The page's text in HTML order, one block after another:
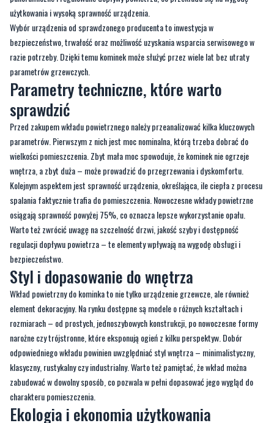
razie potrzeby. Dzięki temu kominek może służyć przez wiele lat bez utraty
parametrów grzewczych.
Parametry techniczne, które warto
sprawdzić
Przed zakupem wkładu powietrznego należy przeanalizować kilka kluczowych
parametrów. Pierwszym z nich jest moc nominalna, którą trzeba dobrać do
wielkości pomieszczenia. Zbyt mała moc spowoduje, że kominek nie ogrzeje
wnętrza, a zbyt duża – może prowadzić do przegrzewania i dyskomfortu.
Kolejnym aspektem jest sprawność urządzenia, określająca, ile ciepła z procesu
spalania faktycznie trafia do pomieszczenia. Nowoczesne wkłady powietrzne
osiągają sprawność powyżej 75%, co oznacza lepsze wykorzystanie opału.
Warto też zwrócić uwagę na szczelność drzwi, jakość szyby i dostępność
regulacji dopływu powietrza – te elementy wpływają na wygodę obsługi i
bezpieczeństwo.
Styl i dopasowanie do wnętrza
Wkład powietrzny do kominka to nie tylko urządzenie grzewcze, ale również
element dekoracyjny. Na rynku dostępne są modele o różnych kształtach i
rozmiarach – od prostych, jednoszybowych konstrukcji, po nowoczesne formy
narożne czy trójstronne, które eksponują ogień z kilku perspektyw. Dobór
odpowiedniego wkładu powinien uwzględniać styl wnętrza – minimalistyczny,
klasyczny, rustykalny czy industrialny. Warto też pamiętać, że wkład można
zabudować w dowolny sposób, co pozwala w pełni dopasować jego wygląd do
charakteru pomieszczenia.
Ekologia i ekonomia użytkowania
Coraz większe znaczenie ma wpływ kominka na środowisko. Wkłady powietrzne
produkowane zgodnie z aktualnymi normami ekoprojektu charakteryzują się
niską emisją pyłów i szkodliwych gazów. Wysoka sprawność spalania przekłada